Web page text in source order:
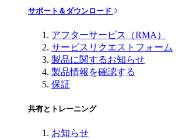
サポート＆ダウンロード
アフターサービス（RMA）
サービスリクエストフォーム
製品に関するお知らせ
製品情報を確認する
保証
共有とトレーニング
お知らせ